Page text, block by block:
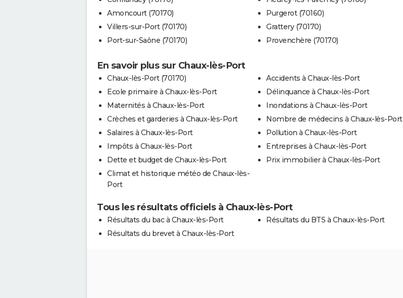
Amoncourt (70170)
Villers-sur-Port (70170)
Port-sur-Saône (70170)
Purgerot (70160)
Grattery (70170)
Provenchère (70170)
En savoir plus sur Chaux-lès-Port
Chaux-lès-Port (70170)
Ecole primaire à Chaux-lès-Port
Maternités à Chaux-lès-Port
Crèches et garderies à Chaux-lès-Port
Salaires à Chaux-lès-Port
Impôts à Chaux-lès-Port
Dette et budget de Chaux-lès-Port
Climat et historique météo de Chaux-lès-
Port
Accidents à Chaux-lès-Port
Délinquance à Chaux-lès-Port
Inondations à Chaux-lès-Port
Nombre de médecins à Chaux-lès-Port
Pollution à Chaux-lès-Port
Entreprises à Chaux-lès-Port
Prix immobilier à Chaux-lès-Port
Tous les résultats officiels à Chaux-lès-Port
Résultats du bac à Chaux-lès-Port
Résultats du brevet à Chaux-lès-Port
Résultats du BTS à Chaux-lès-Port